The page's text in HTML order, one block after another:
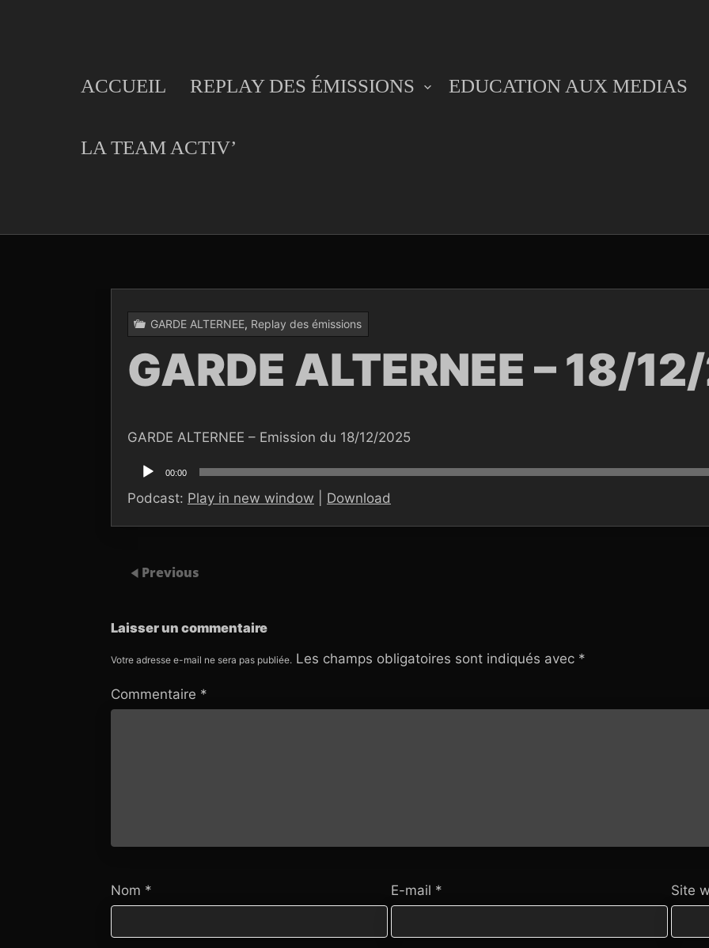
ACCUEIL REPLAY DES ÉMISSIONS EDUCATION AUX MEDIAS
LA TEAM ACTIV’
GARDE ALTERNEE, Replay des émissions
GARDE ALTERNEE – 18/
GARDE ALTERNEE – Emission du 18/12/2025
audio
00:00
Podcast: Play in new window Download
Previous
Laisser un commentaire
Votre adresse e-mail ne sera pas publiée. Les champs obligatoires sont indiqués avec *
Commentaire *
Nom * E-mail * Site